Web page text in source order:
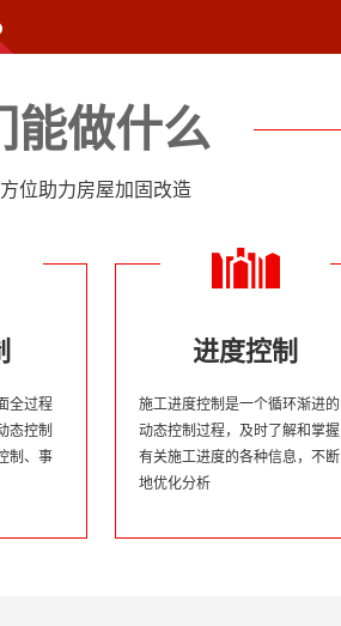
能做什么
位助力房屋加固改造
全过程
态控制
制、事
进度控制
施工进度控制是一个循环渐进的
动态控制过程，及时了解和掌握
有关施工进度的各种信息，不断
地优化分析